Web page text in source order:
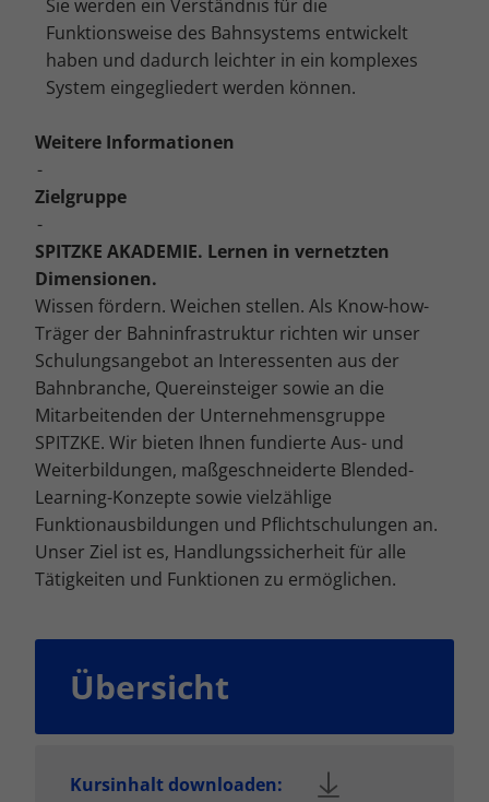
Sie werden ein Verständnis für die
Funktionsweise des Bahnsystems entwickelt
haben und dadurch leichter in ein komplexes
System eingegliedert werden können.
Weitere Informationen
Zielgruppe
SPITZKE AKADEMIE. Lernen in vernetzten
Dimensionen.
Wissen fördern. Weichen stellen. Als Know-how-
Träger der Bahninfrastruktur richten wir unser
Schulungsangebot an Interessenten aus der
Bahnbranche, Quereinsteiger sowie an die
Mitarbeitenden der Unternehmensgruppe
SPITZKE. Wir bieten Ihnen fundierte Aus- und
Weiterbildungen, maßgeschneiderte Blended-
Learning-Konzepte sowie vielzählige
Funktionausbildungen und Pflichtschulungen an.
Unser Ziel ist es, Handlungssicherheit für alle
Tätigkeiten und Funktionen zu ermöglichen.
Übersicht
Kursinhalt downloaden:
Cookie-Informationen anzeigen
Marketing (4)
Marketing-Cookies werden von Drittanbietern oder Publishern
Externe Medien (5)
standardmäßig blockiert. Wenn Cookies von externen Medien akzeptiert
werden, bedarf der Zugriff auf diese Inhalte keiner manuellen
Einwilligung mehr.
Cookie-Informationen anzeigen
Datenschutzerklärung